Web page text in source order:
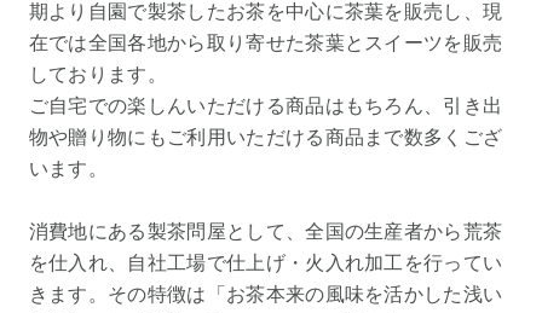
期より自園で製茶したお茶を中心に茶葉を販売し、現
在では全国各地から取り寄せた茶葉とスイーツを販売
しております。
ご自宅での楽しんいただける商品はもちろん、引き出
物や贈り物にもご利用いただける商品まで数多くござ
います。
消費地にある製茶問屋として、全国の生産者から荒茶
を仕入れ、自社工場で仕上げ・火入れ加工を行ってい
きます。その特徴は「お茶本来の風味を活かした浅い